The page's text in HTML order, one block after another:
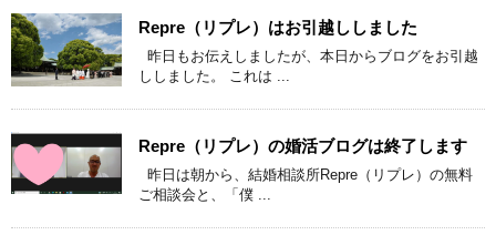
Repre（リプレ）はお引越ししました
昨日もお伝えしましたが、本日からブログをお引越
ししました。 これは ...
Repre（リプレ）の婚活ブログは終了します
昨日は朝から、結婚相談所Repre（リプレ）の無料
ご相談会と、「僕 ...